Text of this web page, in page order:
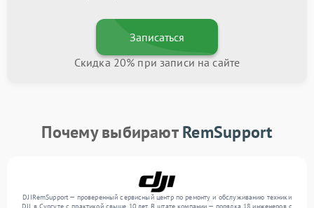
Записаться
Скидка 20% при записи на сайте
Почему выбираютRemSupport
DJIRemSupport — проверенный сервисный центр по ремонту и обслуживанию техники